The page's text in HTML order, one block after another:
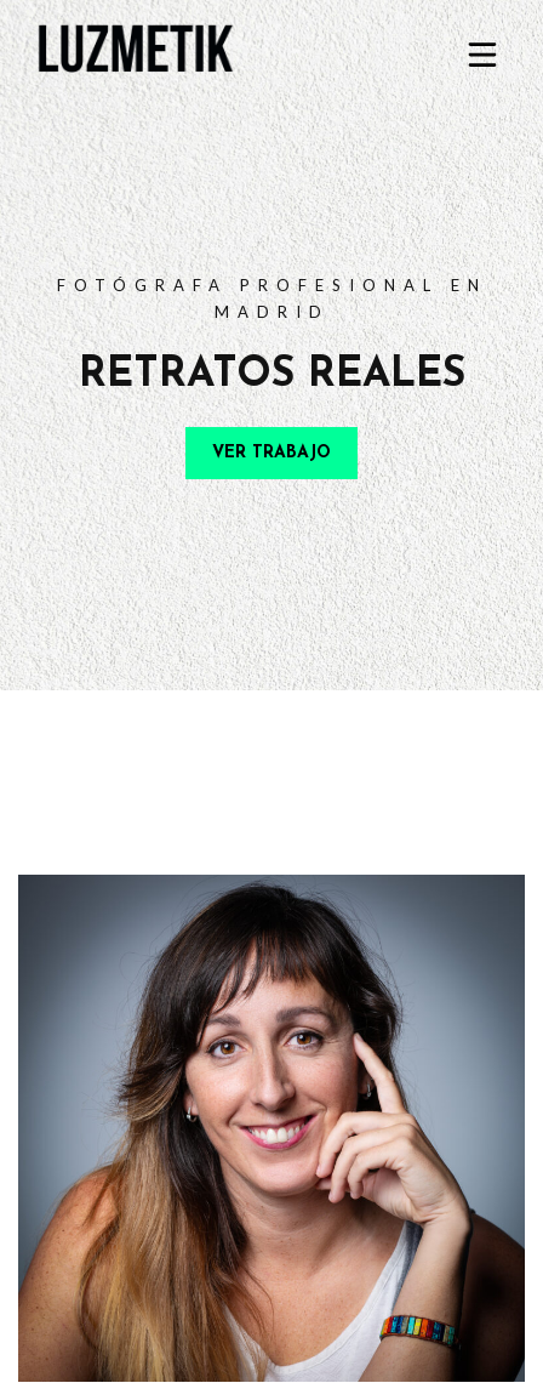
TARIFAS
PREGUNTAS FRECUENTES
CONTACTO
FOTÓGRAFA PROFESIONAL EN
MADRID
RETRATOS REALES
VER TRABAJO